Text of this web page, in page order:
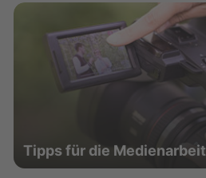
Tipps für die Medienarbeit